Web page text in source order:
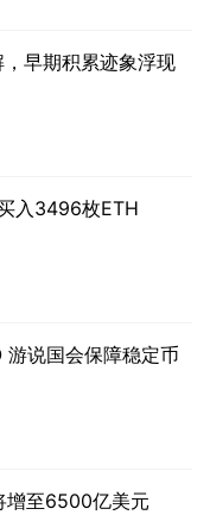
早期积累迹象浮现
入3496枚ETH
说国会保障稳定币
增至6500亿美元